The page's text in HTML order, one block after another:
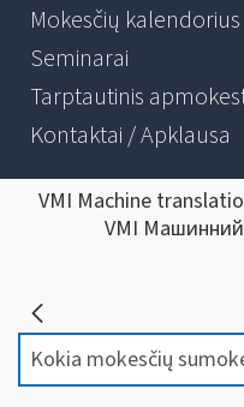
Mokesčių kalendorius
Seminarai
Tarptautinis
Kontaktai / Apklausa
VMI Machine
VMI